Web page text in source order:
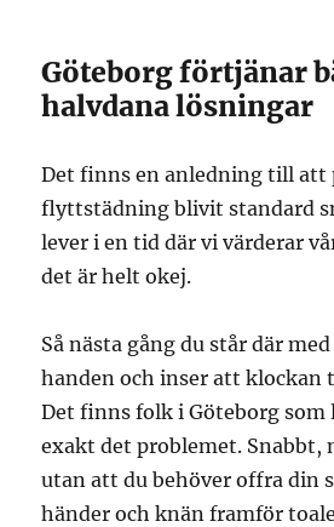
Göteborg förtjänar
halvdana lösningar
Det finns en anledning till att
flyttstädning blivit standard
lever i en tid där vi värderar
det är helt okej.
Så nästa gång du står där
handen och inser att klockan
Det finns folk i Göteborg som
exakt det problemet. Snabbt,
utan att du behöver offra din
händer och knän framför